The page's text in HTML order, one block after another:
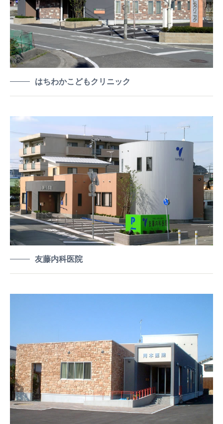
はちわかこどもクリニック
友藤内科医院